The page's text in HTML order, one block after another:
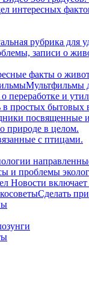
интересных
рубрика для
записи о
факты о
Мультфильмы
переработке и
простых бытовых
посвященные
природе в целом.
с птицами.
и проблемы
Новости
Сделать